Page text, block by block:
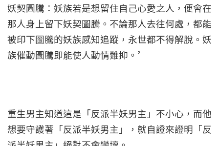
妖契圖騰：妖族若是想留住自己心愛之人，便會在
那人身上留下妖契圖騰。不論那人去往何處，都能
被印下圖騰的妖族感知追蹤，永世都不得解脫。妖
族催動圖騰即能使人動情難抑。’
重生男主知道這是「反派半妖男主」不小心，而他
想要守護著「反派半妖男主」，就自證來證明「反